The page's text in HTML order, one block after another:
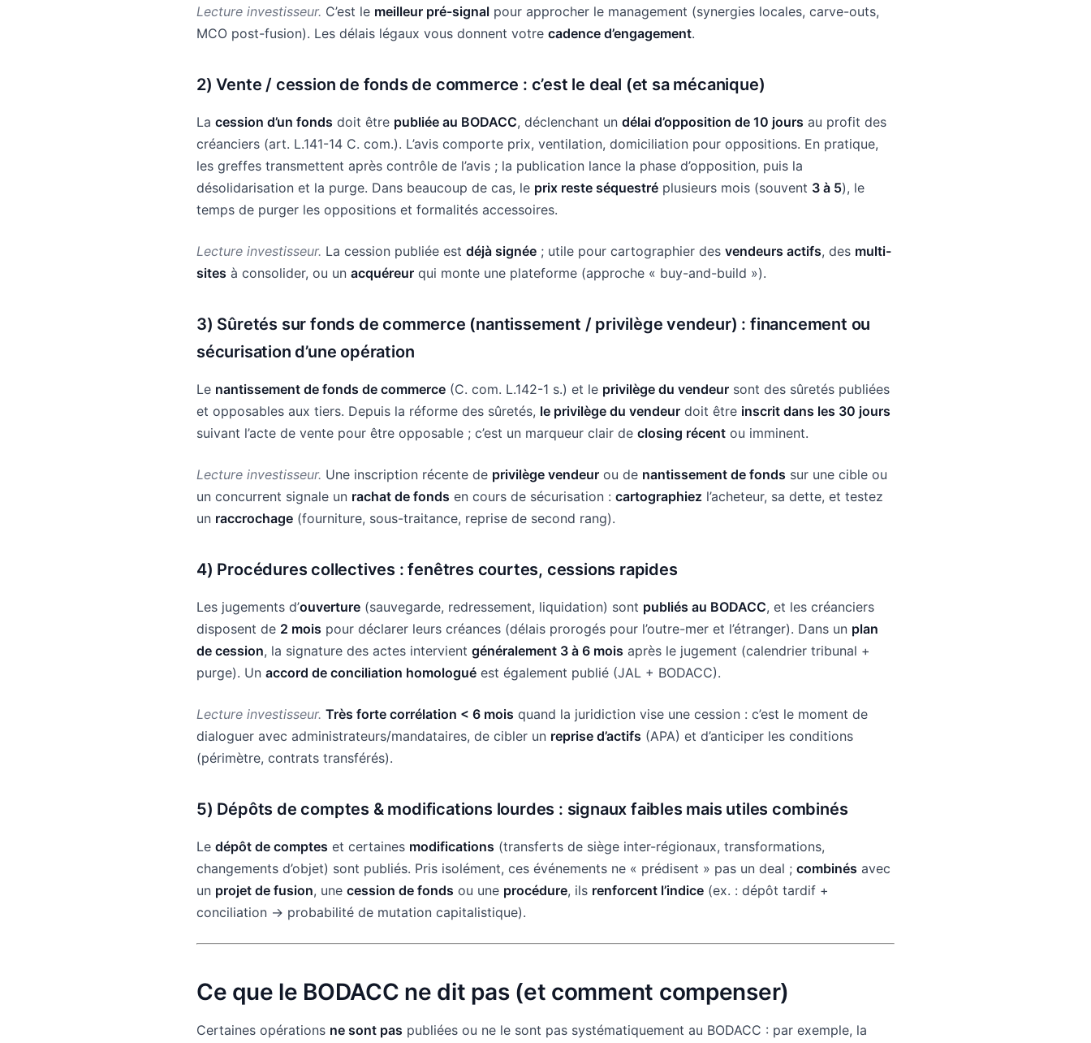
Lecture investisseur. C’est le meilleur pré-signal pour approcher le management (synergies locales, carve-outs,
MCO post-fusion). Les délais légaux vous donnent votre cadence d’engagement.
2)Vente / cession de fonds de commerce : c’est le deal (et sa mécanique)
La cession d’un fonds doit être publiée au BODACC, déclenchant un délai d’opposition de 10 jours au profit des
créanciers (art. L.141-14 C. com.). L’avis comporte prix, ventilation, domiciliation pour oppositions. En pratique,
les greffes transmettent après contrôle de l’avis ; la publication lance la phase d’opposition, puis la
désolidarisation et la purge. Dans beaucoup de cas, le prix reste séquestré plusieurs mois (souvent 3 à 5), le
temps de purger les oppositions et formalités accessoires.
Lecture investisseur. La cession publiée est déjà signée ; utile pour cartographier des vendeurs actifs, des multi-
sites à consolider, ou un acquéreur qui monte une plateforme (approche « buy-and-build »).
3) Sûretés sur fonds de commerce (nantissement / privilège vendeur) : financement ou
sécurisation d’une opération
Le nantissement de fonds de commerce (C. com. L.142-1 s.) et le privilège du vendeur sont des sûretés publiées
et opposables aux tiers. Depuis la réforme des sûretés, le privilège du vendeur doit être inscrit dans les 30 jours
suivant l’acte de vente pour être opposable ; c’est un marqueur clair de closing récent ou imminent.
Lecture investisseur. Une inscription récente de privilège vendeur ou de nantissement de fonds sur une cible ou
un concurrent signale un rachat de fonds en cours de sécurisation : cartographiez l’acheteur, sa dette, et testez
un raccrochage (fourniture, sous-traitance, reprise de second rang).
4) Procédures collectives : fenêtres courtes, cessions rapides
Les jugements d’ouverture (sauvegarde, redressement, liquidation) sont publiés au BODACC, et les créanciers
disposent de 2 mois pour déclarer leurs créances (délais prorogés pour l’outre-mer et l’étranger). Dans un plan
de cession, la signature des actes intervient généralement 3 à 6 mois après le jugement (calendrier tribunal +
purge). Un accord de conciliation homologué est également publié (JAL + BODACC).
Lecture investisseur. Très forte corrélation < 6 mois quand la juridiction vise une cession : c’est le moment de
dialoguer avec administrateurs/mandataires, de cibler un reprise d’actifs (APA) et d’anticiper les conditions
(périmètre, contrats transférés).
5) Dépôts de comptes & modifications lourdes : signaux faibles mais utiles combinés
Le dépôt de comptes et certaines modifications (transferts de siège inter-régionaux, transformations,
changements d’objet) sont publiés. Pris isolément, ces événements ne « prédisent » pas un deal ; combinés avec
un projet de fusion, une cession de fonds ou une procédure, ils renforcent l’indice (ex. : dépôt tardif +
conciliation → probabilité de mutation capitalistique).
Ce que le BODACC ne dit pas (et comment compenser)
Certaines opérations ne sont pas publiées ou ne le sont pas systématiquement au BODACC : par exemple, la